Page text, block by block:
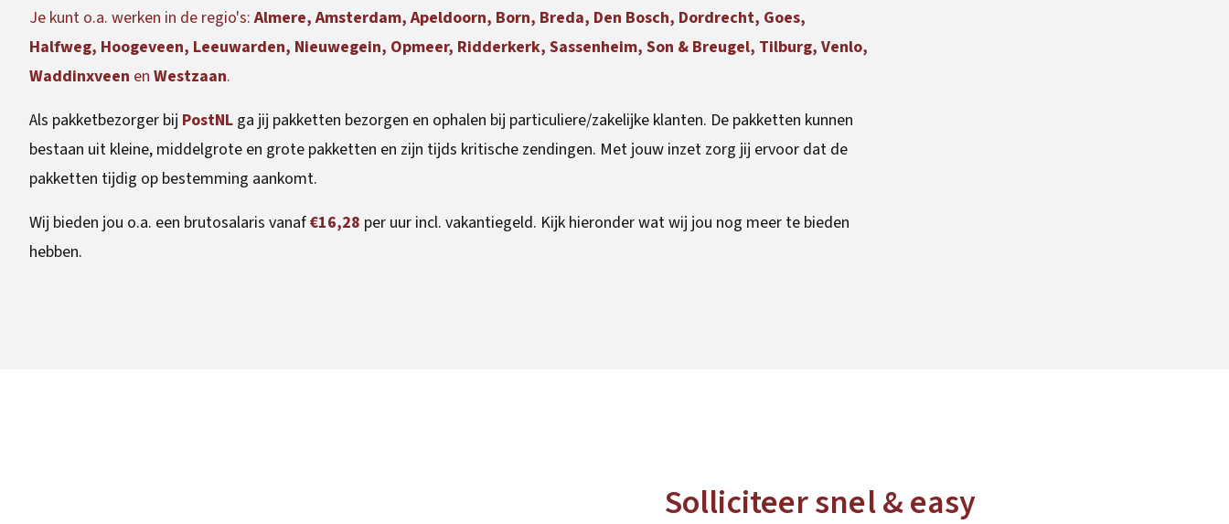
Je kunt o.a. werken in de regio's:Almere, Amsterdam, Apeldoorn, Born, Breda, Den Bosch, Dordrecht, Goes,
Halfweg, Hoogeveen, Leeuwarden, Nieuwegein, Opmeer, Ridderkerk, Sassenheim, Son & Breugel, Tilburg, Venlo,
Waddinxveen en Westzaan.
Als pakketbezorger bij PostNL ga jij pakketten bezorgen en ophalen bij particuliere/zakelijke klanten. De pakketten kunnen
bestaan uit kleine, middelgrote en grote pakketten en zijn tijds kritische zendingen. Met jouw inzet zorg jij ervoor dat de
pakketten tijdig op bestemming aankomt.
Wij bieden jou o.a. een brutosalaris vanaf€16,28 per uur incl. vakantiegeld. Kijk hieronder wat wij jou nog meer te bieden
hebben.
Solliciteer snel & easy